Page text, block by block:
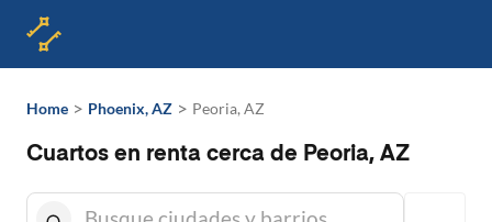
Home > Phoenix, AZ > Peoria, AZ
Cuartos en renta cerca de Peoria, AZ